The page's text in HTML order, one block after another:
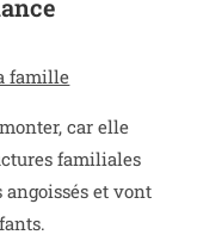
famille
car elle
familiales
et vont